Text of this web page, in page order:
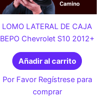
LOMO LATERAL DE CAJA
BEPO Chevrolet S10 2012+
Añadir al carrito
Por Favor Regístrese para
comprar